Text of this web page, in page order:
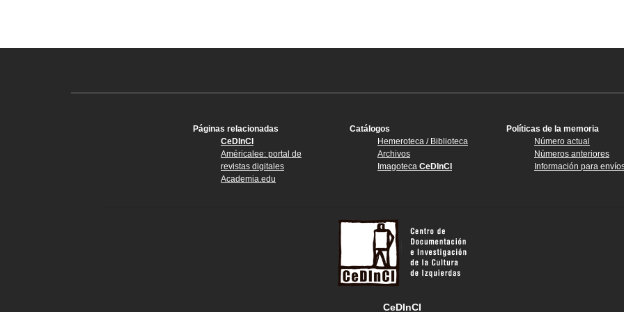
Páginas relacionadas
CeDInCI
Américalee: portal de
revistas digitales
Academia.edu
Catálogos
Hemeroteca / Biblioteca
Archivos
Imagoteca CeDInCI
Políticas de la memoria
Número actual
Números anteriores
Información para
CeDInCI